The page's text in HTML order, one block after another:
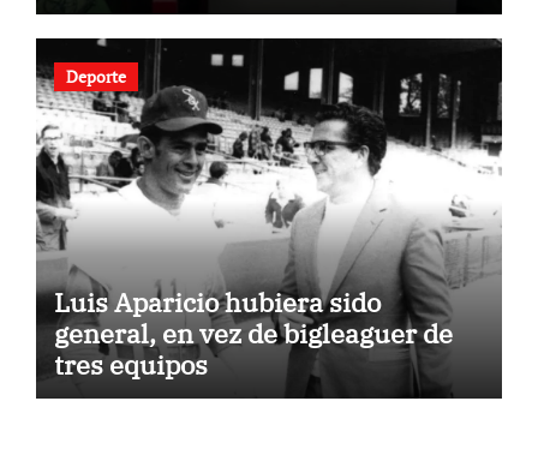
Deporte
Luis Aparicio hubiera sido
general, en vez de bigleaguer de
tres equipos